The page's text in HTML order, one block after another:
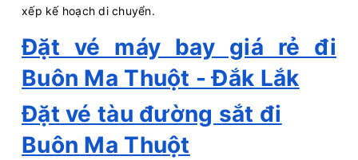
Cổng Chào Bình
Dương
Bến xe Krông
Hải Luân Limousine 34 giường
Giá vé:400.000 Còn trống:16 Chọn mua
18:5110/08/2026 11/08
xếp kế hoạch di chuyển.
Đặt vé máy bay giá rẻ đi
Buôn Ma Thuột - Đắk Lắk
Đặt vé tàu đường sắt đi
Buôn Ma Thuột